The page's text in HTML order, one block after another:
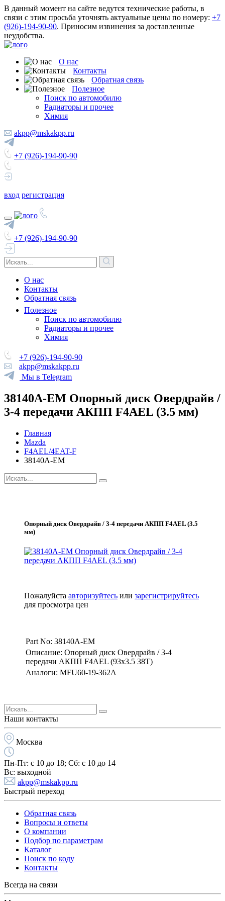
В данный момент на сайте ведутся технические работы, в
связи с этим просьба уточнять актуальные цены по номеру: +7
(926)-194-90-90. Приносим извинения за доставленные
неудобства.
О нас
Контакты
Обратная связь
Полезное
Поиск по автомобилю
Радиаторы и прочее
Химия
akpp@mskakpp.ru
+7 (926)-194-90-90
вход регистрация
+7 (926)-194-90-90
О нас
Контакты
Обратная связь
Полезное
Поиск по автомобилю
Радиаторы и прочее
Химия
+7 (926)-194-90-90
akpp@mskakpp.ru
Мы в Telegram
38140A-EM Опорный диск Овердрайв /
3-4 передачи АКПП F4AEL (3.5 мм)
Главная
Mazda
F4AEL/4EAT-F
38140A-EM
Опорный диск Овердрайв / 3-4 передачи АКПП F4AEL (3.5
мм)
Пожалуйста авторизуйтесь или зарегистрируйтесь
для просмотра цен
Part No: 38140A-EM
Описание: Опорный диск Овердрайв / 3-4
передачи АКПП F4AEL (93х3.5 38Т)
Аналоги: MFU60-19-362A
Наши контакты
Москва
Пн-Пт: с 10 до 18; Cб: с 10 до 14
Вс: выходной
akpp@mskakpp.ru
Быстрый переход
Обратная связь
Вопросы и ответы
О компании
Подбор по параметрам
Каталог
Поиск по коду
Контакты
Всегда на связи